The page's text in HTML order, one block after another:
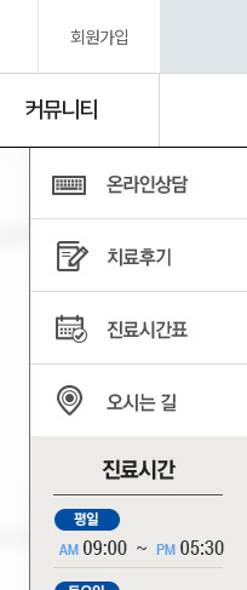
회원가입
커뮤니티